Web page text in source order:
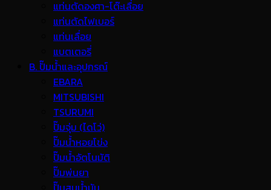
แท่นตัดองศา-โต๊ะเลื่อย
แท่นตัดไฟเบอร์
แท่นเลื่อย
แบตเตอรี่
B. ปั๊มน้ำและอุปกรณ์
EBARA
MITSUBISHI
TSURUMI
ปั๊มจุ่ม (ไดโว่)
ปั๊มน้ำหอยโข่ง
ปั๊มน้ำอัตโนมัติ
ปั๊มพ่นยา